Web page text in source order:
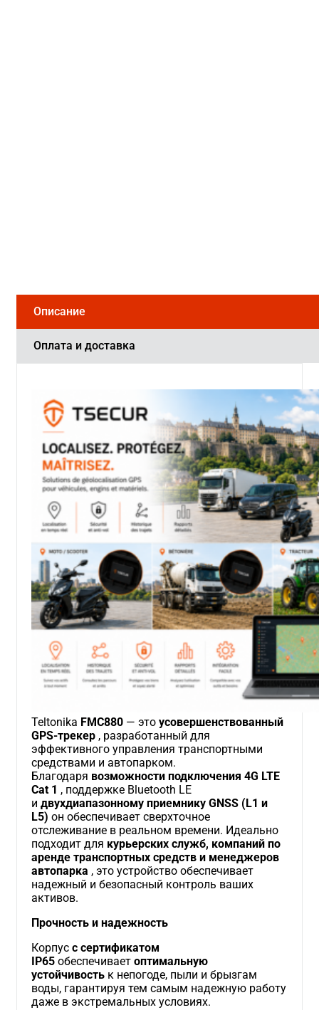
Описание
Оплата и доставка
Teltonika FMC880 — это усовершенствованный
GPS-трекер , разработанный для
эффективного управления транспортными
средствами и автопарком.
Благодаря возможности подключения 4G LTE
Cat 1 , поддержке Bluetooth LE
и двухдиапазонному приемнику GNSS (L1 и
L5) он обеспечивает сверхточное
отслеживание в реальном времени. Идеально
подходит для курьерских служб, компаний по
аренде транспортных средств и менеджеров
автопарка , это устройство обеспечивает
надежный и безопасный контроль ваших
активов.
Прочность и надежность
Корпус с сертификатом
IP65 обеспечивает оптимальную
устойчивость к непогоде, пыли и брызгам
воды, гарантируя тем самым надежную работу
даже в экстремальных условиях.